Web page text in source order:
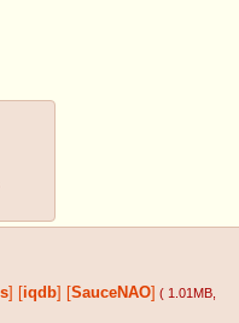
iqdb SauceNAO ( 1.01MB